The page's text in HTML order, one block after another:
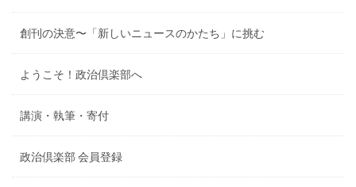
創刊の決意〜「新しいニュースのかたち」に挑む
ようこそ！政治倶楽部へ
講演・執筆・寄付
政治倶楽部 会員登録